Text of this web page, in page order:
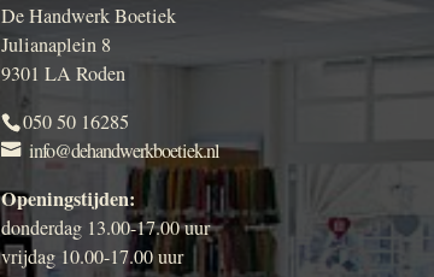
De Handwerk Boetiek
Julianaplein 8
9301 LA Roden
050 50 16285
info@dehandwerkboetiek.nl
Openingstijden:
donderdag 13.00-17.00 uur
vrijdag 10.00-17.00 uur